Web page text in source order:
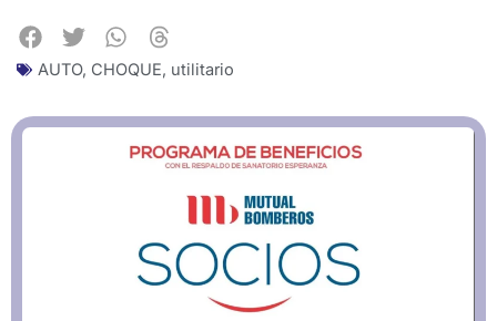
AUTO, CHOQUE, utilitario